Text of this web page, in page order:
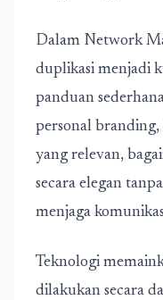
Dalam Network
duplikasi menjadi
panduan
personal
yang relevan,
secara elegan
menjaga
Teknologi
dilakukan secara